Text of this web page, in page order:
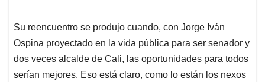
Su reencuentro se produjo cuando, con Jorge Iván
Ospina proyectado en la vida pública para ser senador y
dos veces alcalde de Cali, las oportunidades para todos
serían mejores. Eso está claro, como lo están los nexos